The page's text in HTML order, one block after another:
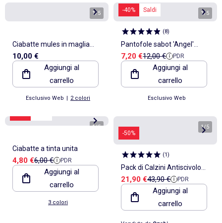
1/5
Ciabatte mules in maglia
bouclé
10,00 €
Aggiungi al
carrello
Esclusivo Web | 2 colori
-40% Saldi 1/5
(8)
Pantofole sabot 'Angel'
'Stitch'
Prezzo di vendita
7,20 €Prezzo di riferimento
12,00 € PDR
Aggiungi al
carrello
Esclusivo Web
1/5
Ciabatte a tinta unita
Prezzo di vendita
4,80 €Prezzo di riferimento
6,00 € PDR
Aggiungi al
carrello
3 colori
-50%
1/5
(1)
Pack di Calzini Antiscivolo
Bambino LILO & STITCH
(Confezione da 2)
Prezzo di vendita
21,90 €Prezzo di riferimento
43,90 € PDR
Aggiungi al
carrello